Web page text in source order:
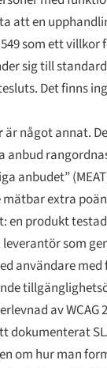
att en
som ett
sig till
Det finns
är något annat.
anbud
anbudet”
extra
en produkt
som
användare
av WCAG
dokumenterat
om hur man